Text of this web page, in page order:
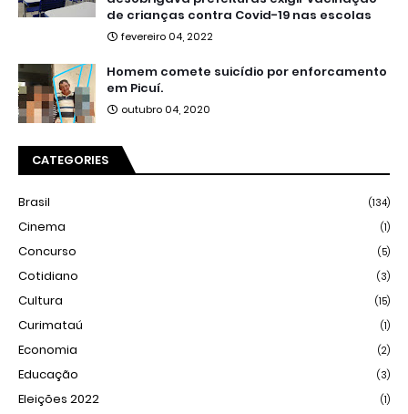
de crianças contra Covid-19 nas escolas
fevereiro 04, 2022
Homem comete suicídio por enforcamento
em Picuí.
outubro 04, 2020
CATEGORIES
Brasil (134)
Cinema (1)
Concurso (5)
Cotidiano (3)
Cultura (15)
Curimataú (1)
Economia (2)
Educação (3)
Eleições 2022 (1)